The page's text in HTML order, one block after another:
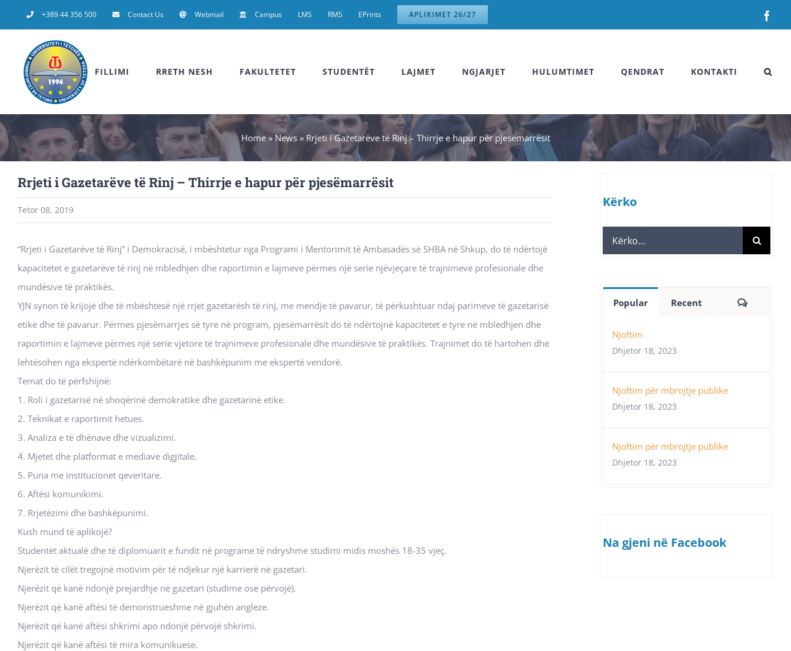
to
+389 44 356 500 Contact Us Webmail Campus LMS RMS EPrints APLIKIMET 26/27
FILLIMI RRETH NESH FAKULTETET STUDENTËT LAJMET NGJARJET HULUMTIMET QENDRAT KONTAKTI
Home» News» Rrjeti i Gazetarëve të Rinj – Thirrje e hapur për pjesëmarrësit
Rrjeti i Gazetarëve të Rinj – Thirrje e hapur për pjesëmarrësit
Tetor 08, 2019
“Rrjeti i Gazetarëve të Rinj” i Demokracisë, i mbështetur nga Programi i Mentorimit të Ambasadës së SHBA në Shkup, do të ndërtojë
kapacitetet e gazetarëve të rinj në mbledhjen dhe raportimin e lajmeve përmes një serie njëvjeçare të trajnimeve profesionale dhe
mundësive të praktikës.
YJN synon të krijojë dhe të mbështesë një rrjet gazetarësh të rinj, me mendje të pavarur, të përkushtuar ndaj parimeve të gazetarisë
etike dhe të pavarur. Përmes pjesëmarrjes së tyre në program, pjesëmarrësit do të ndërtojnë kapacitetet e tyre në mbledhjen dhe
raportimin e lajmeve përmes një serie vjetore të trajnimeve profesionale dhe mundësive të praktikës. Trajnimet do të hartohen dhe
lehtësohen nga ekspertë ndërkombëtarë në bashkëpunim me ekspertë vendorë.
Temat do të përfshijnë:
1. Roli i gazetarisë në shoqërinë demokratike dhe gazetarinë etike.
2. Teknikat e raportimit hetues.
3. Analiza e të dhënave dhe vizualizimi.
4. Mjetet dhe platformat e mediave digjitale.
5. Puna me institucionet qeveritare.
6. Aftësi komunikimi.
7. Rrjetëzimi dhe bashkëpunimi.
Kush mund të aplikojë?
Studentët aktualë dhe të diplomuarit e fundit në programe të ndryshme studimi midis moshës 18-35 vjeç.
Njerëzit të cilët tregojnë motivim për të ndjekur një karrierë në gazetari.
Njerëzit që kanë ndonjë prejardhje në gazetari (studime ose përvojë).
Njerëzit që kanë aftësi të demonstrueshme në gjuhën angleze.
Njerëzit që kanë aftësi shkrimi apo ndonjë përvojë shkrimi.
Njerëzit që kanë aftësi të mira komunikuese.
Kërko
Search
for:
Popular Recent
Njoftim
Dhjetor 18, 2023
Njoftim për mbrojtje publike
Dhjetor 18, 2023
Njoftim për mbrojtje publike
Dhjetor 18, 2023
Na gjeni në Facebook